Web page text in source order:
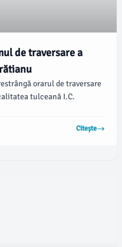
de traversare a
orarul de traversare
tulceană I.C.
Citește